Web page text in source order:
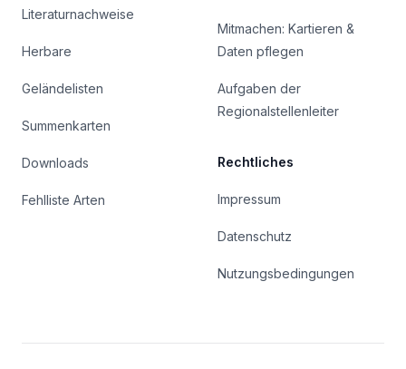
Literaturnachweise
Herbare
Geländelisten
Summenkarten
Downloads
Fehlliste Arten
Mitmachen: Kartieren &
Daten pflegen
Aufgaben der
Regionalstellenleiter
Rechtliches
Impressum
Datenschutz
Nutzungsbedingungen